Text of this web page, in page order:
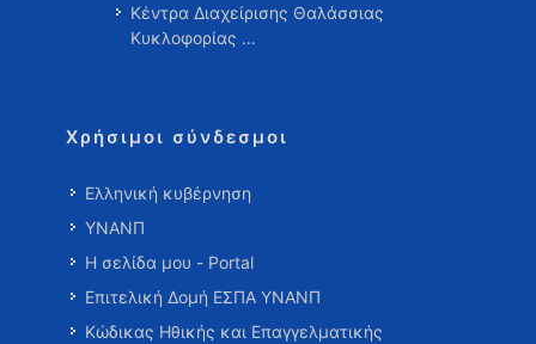
Κέντρα Διαχείρισης Θαλάσσιας
Κυκλοφορίας …
Χρήσιμοι σύνδεσμοι
Ελληνική κυβέρνηση
ΥΝΑΝΠ
Η σελίδα μου - Portal
Επιτελική Δομή ΕΣΠΑ ΥΝΑΝΠ
Κώδικας Ηθικής και Επαγγελματικής